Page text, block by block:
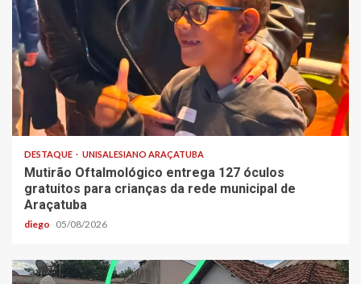
DESTAQUE UNISALESIANO ARAÇATUBA
Mutirão Oftalmológico entrega 127 óculos
gratuitos para crianças da rede municipal de
Araçatuba
diego 05/08/2026